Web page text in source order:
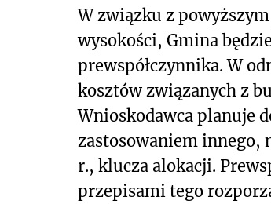
W związku z
wysokości, Gmina
prewspółczynnika. W
kosztów związanych z
Wnioskodawca planuje
zastosowaniem innego,
r., klucza alokacji.
przepisami tego